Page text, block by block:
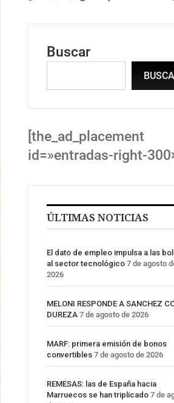
Buscar
[the_ad_placement
id=»entradas-right-
ÚLTIMAS NOTICIAS
El dato de empleo impulsa a las
al sector tecnológico 7 de agosto
2026
MELONI RESPONDE A SANCHEZ
DUREZA 7 de agosto de 2026
MARF: primera emisión de bonos
convertibles 7 de agosto de 2026
REMESAS: las de España hacia
Marruecos se han triplicado 7 de